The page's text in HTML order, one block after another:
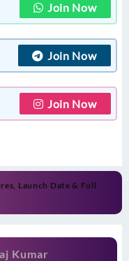
Join Now
Join Now
Join Now
Launch Date & Full
Kumar